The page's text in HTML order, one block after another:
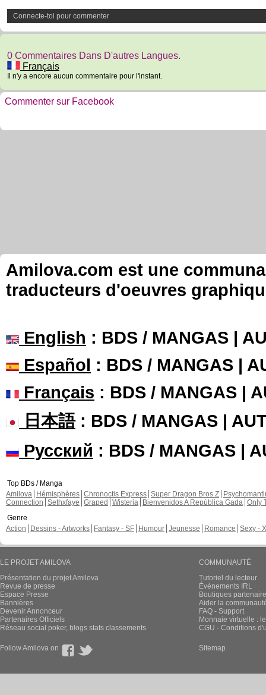
Connecte-toi pour commenter
0 Commentaires Dans D'autres Langues.
Français
Il n'y a encore aucun commentaire pour l'instant.
Commenter sur Facebook
Amilova.com est une
traducteurs d'oeuvres
English : BDS / MANGAS |
Español : BDS / MANGAS |
Français : BDS / MANGAS |
日本語: BDS / MANGAS |
Русский : BDS / MANGAS |
Top BDs / Manga
Amilova
Hémisphères Chronoctis Express Super Dragon Bros Z
Connection Sethxfaye Graped Wisteria Bienvenidos A República Gada Only
Genre
Action
Dessins - Artworks Fantasy - SF Humour Jeunesse Romance Sexy -
LE PROJET AMILOVA
Présentation du projet Amilova
Revue de presse
Espace Presse
Bannières
Devenir Annonceur
Partenaires Officiels
Réseau social poker, blogs stats classements
COMMUNAUTÉ
Tutoriel du lecteur
Évènements IRL
Boutiques
Aider la
FAQ - Support
Monnaie virtuelle :
CGU - Conditions
Follow Amilova on Sitemap